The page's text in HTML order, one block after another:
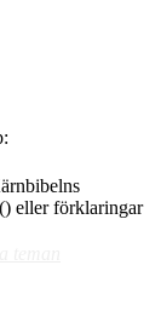
eller förklaringar